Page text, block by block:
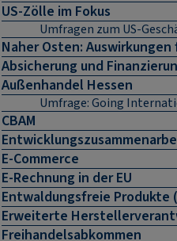
US-Zölle im Fokus
Umfragen zum US-
Naher Osten:
Absicherung und
Außenhandel Hessen
Umfrage: Going
CBAM
E-Commerce
E-Rechnung in der EU
Entwaldungsfreie Produkte
Erweiterte
Freihandelsabkommen